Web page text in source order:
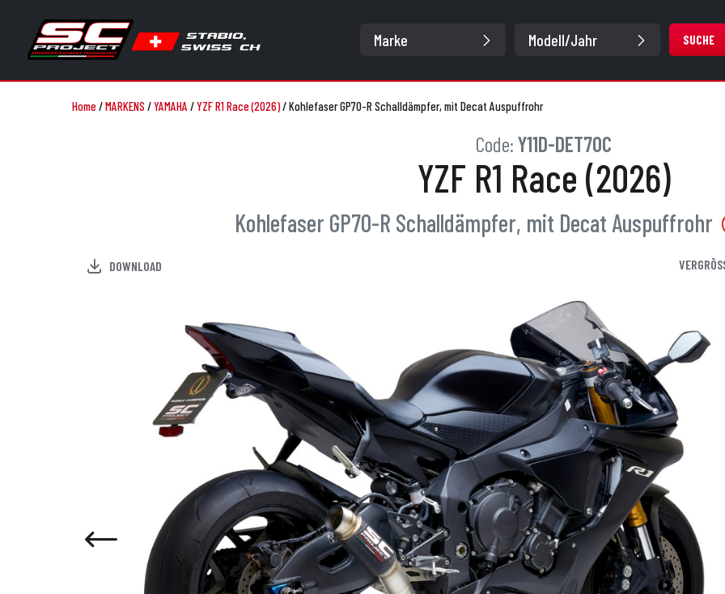
SUCHE
Home/MARKENS /YAMAHA /YZF R1 Race (2026)/Kohlefaser GP70-R Schalldämpfer, mit Decat Auspuffrohr
Code:Y11D-DET70C
YZF R1 Race (2026)
Kohlefaser GP70-R Schalldämpfer, mit Decat Auspuffrohr
DOWNLOAD